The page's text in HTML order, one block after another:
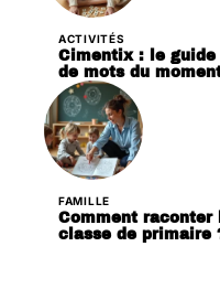
ACTIVITÉS
Cimentix : le
de mots du
FAMILLE
Comment raconter
classe de primaire